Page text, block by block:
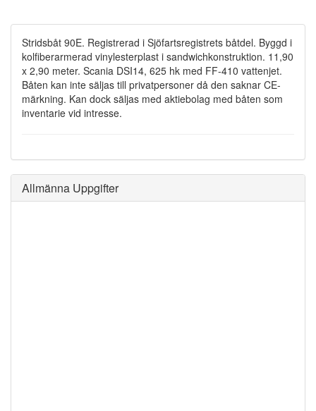
Stridsbåt 90E. Registrerad i Sjöfartsregistrets båtdel. Byggd i
kolfiberarmerad vinylesterplast i sandwichkonstruktion. 11,90
x 2,90 meter. Scania DSI14, 625 hk med FF-410 vattenjet.
Båten kan inte säljas till privatpersoner då den saknar CE-
märkning. Kan dock säljas med aktiebolag med båten som
inventarie vid intresse.
Allmänna Uppgifter